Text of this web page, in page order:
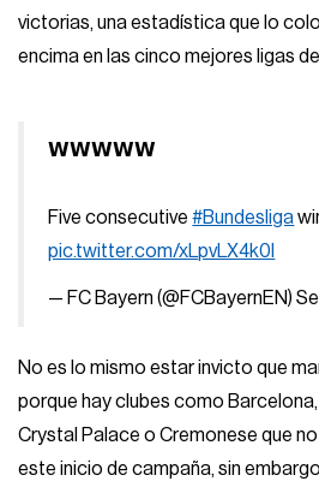
victorias, una estadística que lo
encima en las cinco mejores ligas
𝗪𝗪𝗪𝗪𝗪
Five consecutive#Bundesliga
pic.twitter.com/xLpvLX4k0l
— FC Bayern (@FCBayernEN)
No es lo mismo estar invicto que
porque hay clubes como
Crystal Palace o Cremonese que
este inicio de campaña, sin